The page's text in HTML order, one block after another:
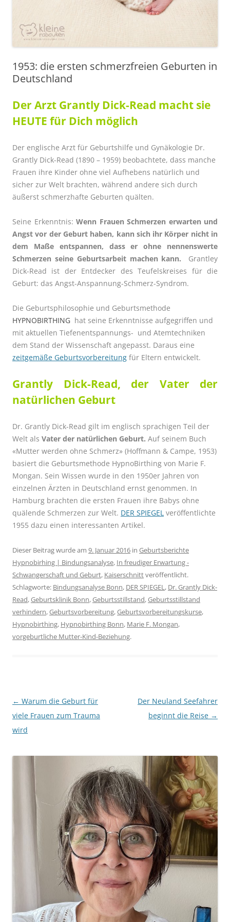
1953: die ersten schmerzfreien Geburten in
Deutschland
Der Arzt Grantly Dick-Read macht sie
HEUTE für Dich möglich
Der englische Arzt für Geburtshilfe und Gynäkologie Dr.
Grantly Dick-Read (1890 – 1959) beobachtete, dass manche
Frauen ihre Kinder ohne viel Aufhebens natürlich und
sicher zur Welt brachten, während andere sich durch
äußerst schmerzhafte Geburten quälten.
Seine Erkenntnis: Wenn Frauen Schmerzen erwarten und
Angst vor der Geburt haben, kann sich ihr Körper nicht in
dem Maße entspannen, dass er ohne nennenswerte
Schmerzen seine Geburtsarbeit machen kann. Grantley
Dick-Read ist der Entdecker des Teufelskreises für die
Geburt: das Angst-Anspannung-Schmerz-Syndrom.
Die Geburtsphilosophie und Geburtsmethode
HYPNOBIRTHING hat seine Erkenntnisse aufgegriffen und
mit aktuellen Tiefenentspannungs- und Atemtechniken
dem Stand der Wissenschaft angepasst. Daraus eine
zeitgemäße Geburtsvorbereitung für Eltern entwickelt.
Grantly Dick-Read, der Vater der
natürlichen Geburt
Dr. Grantly Dick-Read gilt im englisch sprachigen Teil der
Welt als Vater der natürlichen Geburt. Auf seinem Buch
«Mutter werden ohne Schmerz» (Hoffmann & Campe, 1953)
basiert die Geburtsmethode HypnoBirthing von Marie F.
Mongan. Sein Wissen wurde in den 1950er Jahren von
einzelnen Ärzten in Deutschland ernst genommen. In
Hamburg brachten die ersten Frauen ihre Babys ohne
quälende Schmerzen zur Welt. DER SPIEGEL veröffentlichte
1955 dazu einen interessanten Artikel.
Dieser Beitrag wurde am 9. Januar 2016 in Geburtsberichte
Hypnobirhing | Bindungsanalyse, In freudiger Erwartung -
Schwangerschaft und Geburt, Kaiserschnittveröffentlicht.
Schlagworte: Bindungsanalyse Bonn, DER SPIEGEL, Dr. Grantly Dick-
Read,Geburtsklinik Bonn,Geburtsstillstand,Geburtsstillstand
verhindern,Geburtsvorbereitung,Geburtsvorbereitungskurse,
Hypnobirthing, Hypnobirthing Bonn, Marie F. Mongan,
vorgeburtliche Mutter-Kind-Beziehung.
Beitragsnavigation
← Warum die Geburt für
viele Frauen zum Trauma
wird
Der Neuland Seefahrer
beginnt die Reise →